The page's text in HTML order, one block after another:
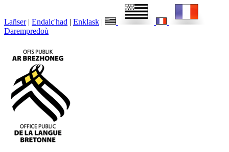
Lañser | Endalc'had | Enklask |
Darempredoù